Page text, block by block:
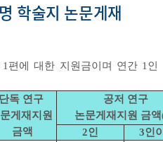
학술지 논문게재
1편에 대한 지원금이며 연간 1인
단독 연구
게재지원
금액
공저 연구
논문게재지원 금
2인
3인